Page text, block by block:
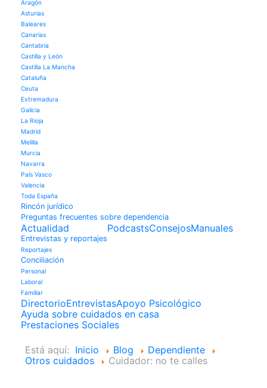
Aragón
Asturias
Baleares
Canarias
Cantabria
Castilla y León
Castilla La Mancha
Cataluña
Ceuta
Extremadura
Galicia
La Rioja
Madrid
Melilla
Murcia
Navarra
País Vasco
Valencia
Toda España
Rincón jurídico
Preguntas frecuentes sobre dependencia
Actualidad
Entrevistas y reportajes
Reportajes
Conciliación
Personal
Laboral
Familiar
PodcastsConsejosManuales
DirectorioEntrevistasApoyo Psicológico
Ayuda sobre cuidados en casa
Prestaciones Sociales
Está aquí: Inicio Blog
Dependiente
Otros cuidados
Cuidador: no te calles